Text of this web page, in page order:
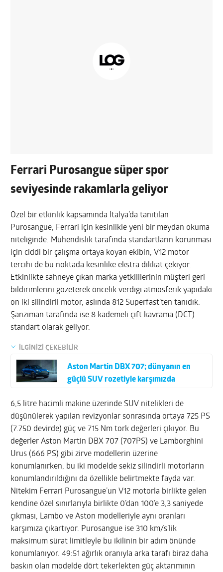
Ferrari Purosangue süper spor
seviyesinde rakamlarla geliyor
Özel bir etkinlik kapsamında İtalya’da tanıtılan
Purosangue, Ferrari için kesinlikle yeni bir meydan okuma
niteliğinde. Mühendislik tarafında standartların korunması
için ciddi bir çalışma ortaya koyan ekibin, V12 motor
tercihi de bu noktada kesinlike ekstra dikkat çekiyor.
Etkinlikte sahneye çıkan marka yetkililerinin müşteri geri
bildirimlerini gözeterek öncelik verdiği atmosferik yapıdaki
on iki silindirli motor, aslında 812 Superfast’ten tanıdık.
Şanzıman tarafında ise 8 kademeli çift kavrama (DCT)
standart olarak geliyor.
İLGİNİZİ ÇEKEBİLİR
Aston Martin DBX 707; dünyanın en
güçlü SUV rozetiyle karşımızda
6,5 litre hacimli makine üzerinde SUV nitelikleri de
düşünülerek yapılan revizyonlar sonrasında ortaya 725 PS
(7.750 devirde) güç ve 715 Nm tork değerleri çıkıyor. Bu
değerler Aston Martin DBX 707 (707PS) ve Lamborghini
Urus (666 PS) gibi zirve modellerin üzerine
konumlanırken, bu iki modelde sekiz silindirli motorların
konumlandırıldığını da özellikle belirtmekte fayda var.
Nitekim Ferrari Purosangue’un V12 motorla birlikte gelen
kendine özel sınırlarıyla birlikte 0’dan 100’e 3,3 saniyede
çıkması, Lambo ve Aston modelleriyle aynı oranları
karşımıza çıkartıyor. Purosangue ise 310 km/s’lik
maksimum sürat limitleyle bu ikilinin bir adım önünde
konumlanıyor. 49:51 ağırlık oranıyla arka tarafı biraz daha
baskın olan modelde dört tekerlekten güç aktarımının